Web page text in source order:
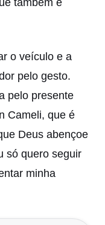
também é
o veículo e a
pelo gesto.
pelo presente
Cameli, que é
Deus abençoe
só quero seguir
minha